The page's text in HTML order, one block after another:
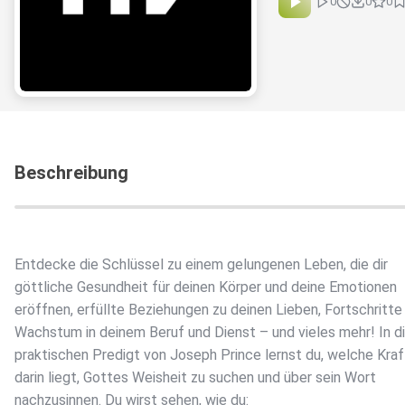
Beschreibung
Entdecke die Schlüssel zu einem gelungenen Leben, die dir
göttliche Gesundheit für deinen Körper und deine Emotionen
eröffnen, erfüllte Beziehungen zu deinen Lieben, Fortschritte
Wachstum in deinem Beruf und Dienst – und vieles mehr! In
praktischen Predigt von Joseph Prince lernst du, welche
darin liegt, Gottes Weisheit zu suchen und über sein Wort
nachzusinnen. Du wirst sehen, wie du: